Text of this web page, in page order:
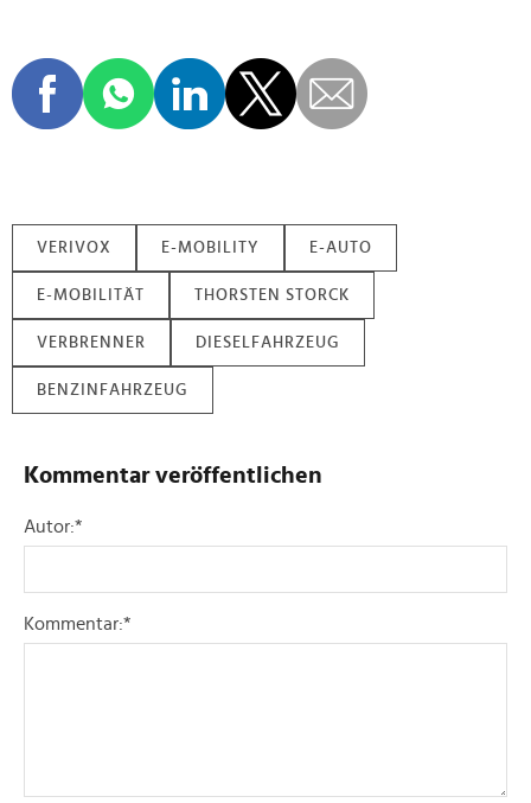
VERIVOX E-MOBILITY E-AUTO
E-MOBILITÄT THORSTEN STORCK
VERBRENNER DIESELFAHRZEUG
BENZINFAHRZEUG
Kommentar veröffentlichen
Autor:*
Kommentar:*